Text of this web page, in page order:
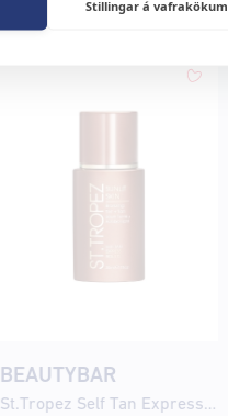
Stillingar á vafrakökum
BEAUTYBAR
St.Tropez Self Tan Express Sunlit Skin 30ml